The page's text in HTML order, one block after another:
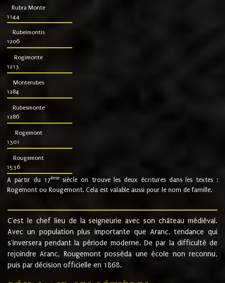
Rubra Monte
1144
Rubeimontis
1206
Rogimonte
1213
Monterubes
1284
Rubesmonte
1286
Rogemont
1301
Rougemont
1536
A partir du 17ème siècle on trouve les deux écritures dans les textes :
Rogemont ou Rougemont. Cela est valable aussi pour le nom de famille.
C'est le chef lieu de la seigneurie avec son château médiéval.
Avec un population plus importante que Aranc, tendance qui
s'inversera pendant la période moderne. De par la difficulté de
rejoindre Aranc, Rougemont posséda une école non reconnu,
puis par décision officielle en 1868.